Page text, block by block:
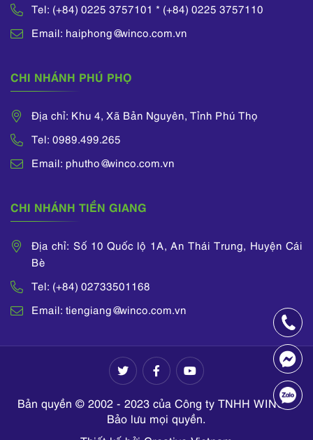
Tel: (+84) 0225 3757101 * (+84) 0225 3757110
Email: haiphong@winco.com.vn
CHI NHÁNH PHÚ PHỌ
Địa chỉ: Khu 4, Xã Bản Nguyên, Tỉnh Phú Thọ
Tel: 0989.499.265
Email: phutho@winco.com.vn
CHI NHÁNH TIỀN GIANG
Địa chỉ: Số 10 Quốc lộ 1A, An Thái Trung, Huyện Cái
Bè
Tel: (+84) 02733501168
Email: tiengiang@winco.com.vn
Bản quyền © 2002 - 2023 của Công ty TNHH WINCO.
Bảo lưu mọi quyền.